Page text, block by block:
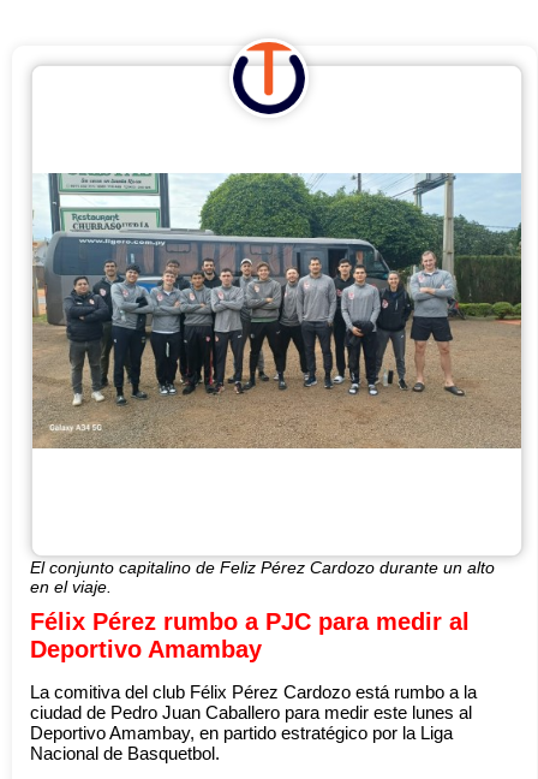
El conjunto capitalino de Feliz Pérez Cardozo durante un alto
en el viaje.
Félix Pérez rumbo a PJC para medir al
Deportivo Amambay
La comitiva del club Félix Pérez Cardozo está rumbo a la
ciudad de Pedro Juan Caballero para medir este lunes al
Deportivo Amambay, en partido estratégico por la Liga
Nacional de Basquetbol.